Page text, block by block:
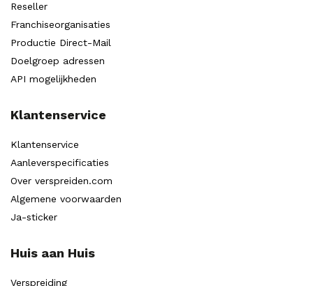
Reseller
Franchiseorganisaties
Productie Direct-Mail
Doelgroep adressen
API mogelijkheden
Klantenservice
Klantenservice
Aanleverspecificaties
Over verspreiden.com
Algemene voorwaarden
Ja-sticker
Huis aan Huis
Verspreiding